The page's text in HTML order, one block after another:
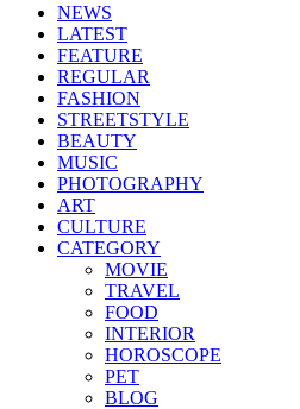
NEWS
LATEST
FEATURE
REGULAR
FASHION
STREETSTYLE
BEAUTY
MUSIC
PHOTOGRAPHY
ART
CULTURE
CATEGORY
MOVIE
TRAVEL
FOOD
INTERIOR
HOROSCOPE
PET
BLOG